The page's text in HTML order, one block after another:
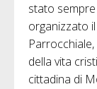
stato
organizzato
Parrocchiale,
della vita
cittadina di